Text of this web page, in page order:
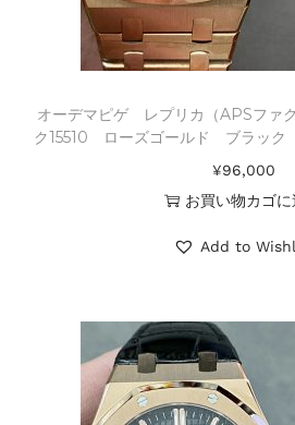
オーデマピゲ レプリカ（APSファ
ク15510 ローズゴールド ブラック
¥96,000
お買い物カゴに
Add to